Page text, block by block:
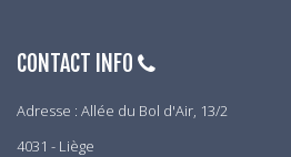
CONTACT INFO
Adresse : Allée du Bol d'Air, 13/2
4031 - Liège